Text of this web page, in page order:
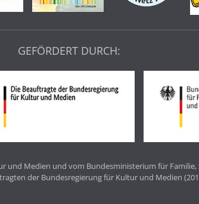
GEFÖRDERT DURCH:
Medien und vom Bundesministerium für Familie,
der Bundesregierung für Kultur und Medien